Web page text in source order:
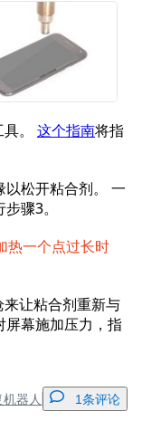
。 这个指南将指
松开粘合剂。 一
骤3。
热一个点过长时
让粘合剂重新与
屏幕施加压力，指
器人 1条评论